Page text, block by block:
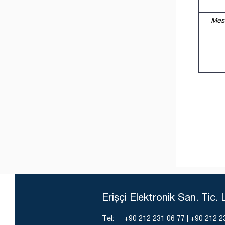
Erişçi Elektronik San. Tic.
Tel: +90 212 231 06 77 | +90 212